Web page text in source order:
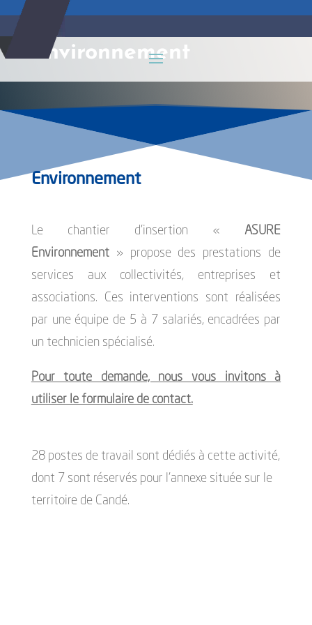
Environnement
Environnement
Le chantier d’insertion «ASURE
Environnement» propose des prestations de
services aux collectivités, entreprises et
associations. Ces interventions sont réalisées
par une équipe de 5 à 7 salariés, encadrées par
un technicien spécialisé.
Pour toute demande, nous vous invitons à
utiliser le formulaire de contact.
28 postes de travail sont dédiés à cette activité,
dont 7 sont réservés pour l’annexe située sur le
territoire de Candé.